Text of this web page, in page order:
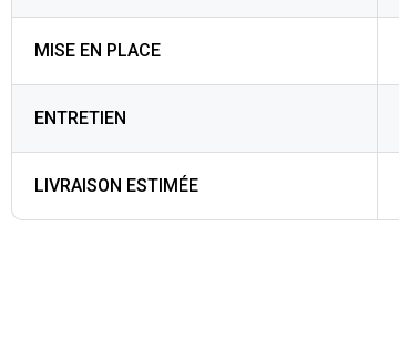
MISE EN PLACE
ENTRETIEN
LIVRAISON ESTIMÉE